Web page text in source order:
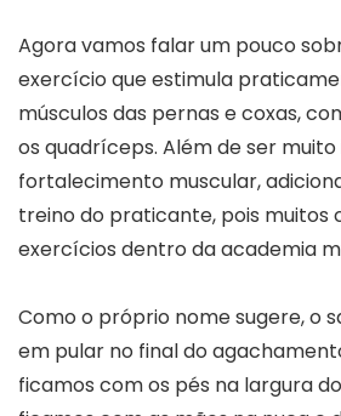
Agora vamos falar um pouco
exercício que estimula
músculos das pernas e coxas,
os quadríceps. Além de ser
fortalecimento muscular,
treino do praticante, pois muitos
exercícios dentro da academia
Como o próprio nome sugere, o
em pular no final do
ficamos com os pés na largura